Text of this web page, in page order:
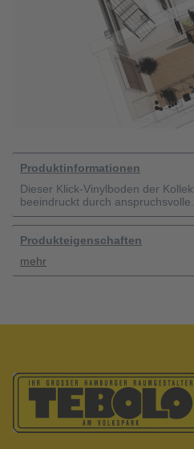
Produktinformationen
Dieser Klick-Vinylboden der
beeindruckt durch anspruchsvolle...
Produkteigenschaften
mehr